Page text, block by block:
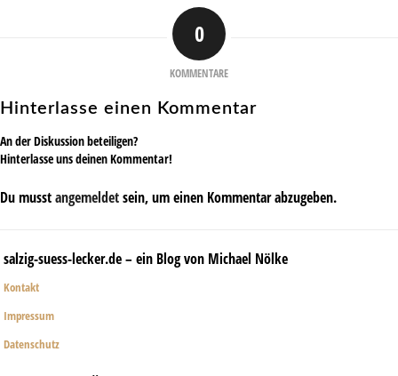
0
KOMMENTARE
Hinterlasse einen Kommentar
An der Diskussion beteiligen?
Hinterlasse uns deinen Kommentar!
Du musstangemeldetsein, um einen Kommentar abzugeben.
salzig-suess-lecker.de – ein Blog von Michael Nölke
Kontakt
Impressum
Datenschutz